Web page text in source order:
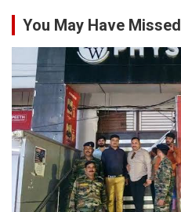
You May Have Missed